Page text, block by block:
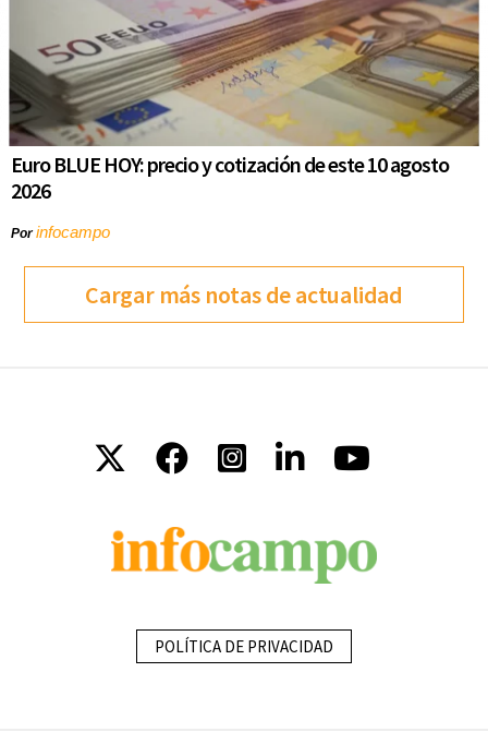
Euro BLUE HOY: precio y cotización de este 10 agosto
2026
Porinfocampo
Cargar más notas de actualidad
POLÍTICA DE PRIVACIDAD